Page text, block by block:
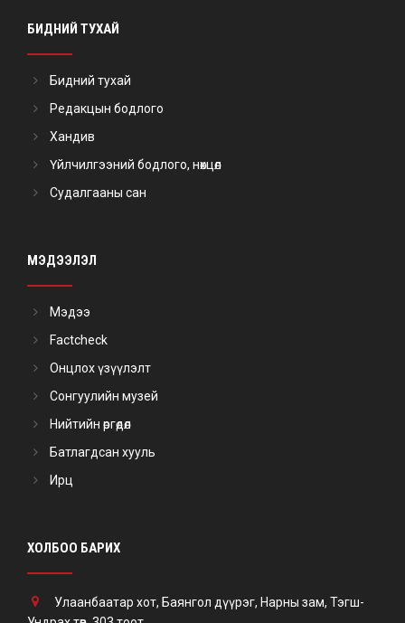
БИДНИЙ ТУХАЙ
Бидний тухай
Редакцын бодлого
Хандив
Үйлчилгээний бодлого, нөхцөл
Судалгааны сан
МЭДЭЭЛЭЛ
Мэдээ
Factcheck
Онцлох үзүүлэлт
Сонгуулийн музей
Нийтийн өргөдөл
Батлагдсан хууль
Ирц
ХОЛБОО БАРИХ
Улаанбаатар хот, Баянгол дүүрэг, Нарны зам, Тэгш-